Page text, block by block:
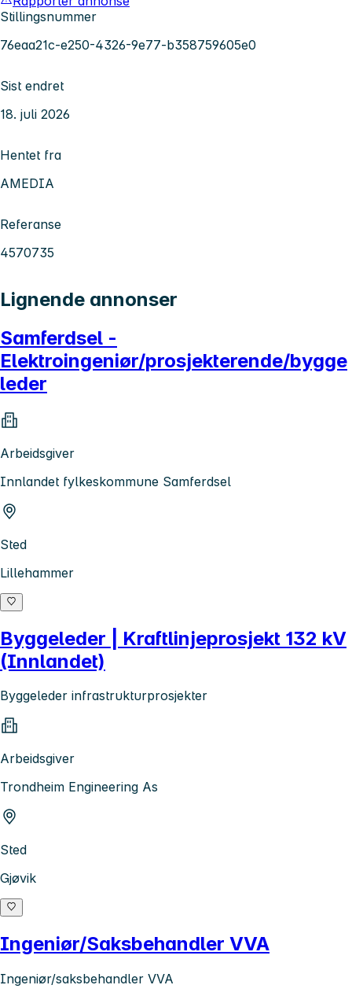
Stillingsnummer
76eaa21c-e250-4326-9e77-b358759605e0
Sist endret
18. juli 2026
Hentet fra
AMEDIA
Referanse
4570735
Lignende annonser
Samferdsel -
Elektroingeniør/prosjekterende/bygge
leder
Arbeidsgiver
Innlandet fylkeskommune Samferdsel
Sted
Lillehammer
Byggeleder | Kraftlinjeprosjekt 132 kV
(Innlandet)
Byggeleder infrastrukturprosjekter
Arbeidsgiver
Trondheim Engineering As
Sted
Gjøvik
Ingeniør/Saksbehandler VVA
Ingeniør/saksbehandler VVA